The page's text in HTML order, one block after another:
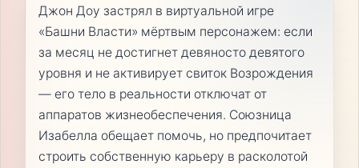
Джон Доу застрял в виртуальной игре
«Башни Власти» мёртвым персонажем: если
за месяц не достигнет девяносто девятого
уровня и не активирует свиток Возрождения
— его тело в реальности отключат от
аппаратов жизнеобеспечения. Союзница
Изабелла обещает помочь, но предпочитает
строить собственную карьеру в расколотой